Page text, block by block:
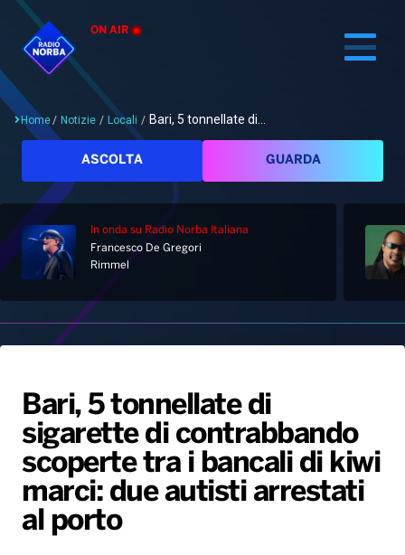
ON AIR
Cerca
Home
Palinsesto
Hit Dance
Giochi&Concorsi
PALATOUR
Notizie
Locali
Musica e Spettacolo
Sport
Radio Norba Consiglia
Playlist
Generale
Novità
Notiziario
Interviste
Oroscopo
Gallery
Radio Norba News TV
Voce al Bari
Battiti Live 2026
Home/ Notizie / Locali / Bari, 5 tonnellate di...
ASCOLTA GUARDA
In onda su Radio Norba Italiana
Francesco De Gregori
Rimmel
Bari, 5 tonnellate di
sigarette di contrabbando
scoperte tra i bancali di kiwi
marci: due autisti arrestati
al porto